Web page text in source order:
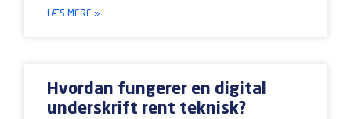
LÆS MERE »
Hvordan fungerer en digital
underskrift rent teknisk?